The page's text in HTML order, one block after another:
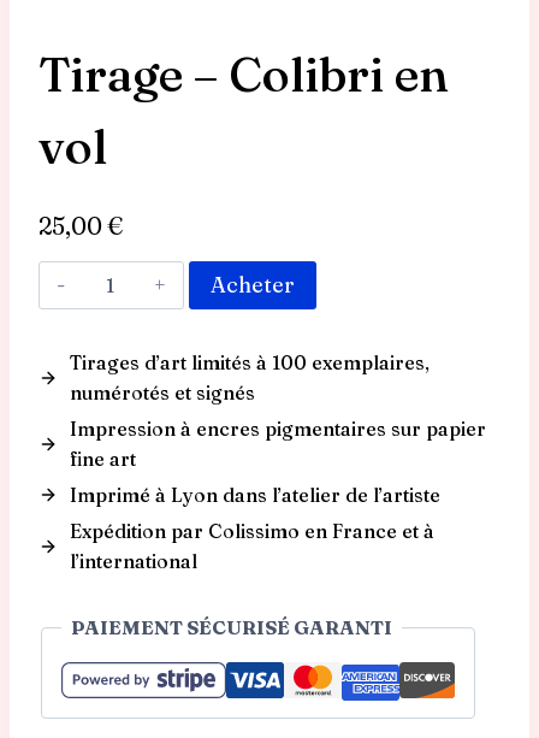
Tirage – Colibri en
vol
25,00€
quantité
de
-
Colibri
en
vol
Acheter
Tirages d’art limités à 100 exemplaires,
numérotés et signés
Impression à encres pigmentaires sur papier
fine art
Imprimé à Lyon dans l’atelier de l’artiste
Expédition par Colissimo en France et à
l’international
PAIEMENT SÉCURISÉ GARANTI